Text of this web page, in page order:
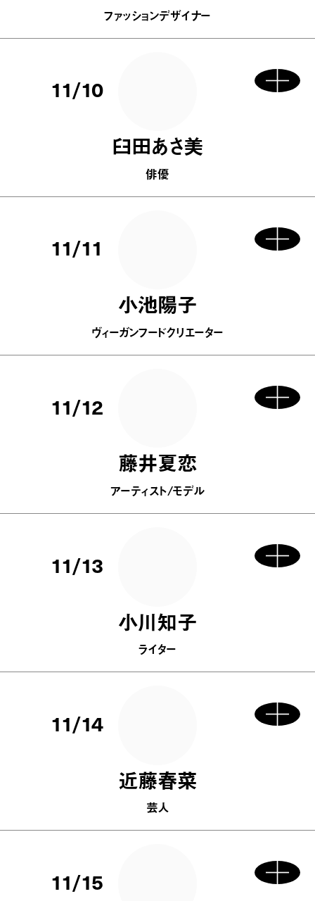
ファッションデザイナー
11/10
臼田あさ美
俳優
11/11
小池陽子
ヴィーガンフードクリエーター
11/12
藤井夏恋
アーティスト/モデル
11/13
小川知子
ライター
11/14
近藤春菜
芸人
11/15